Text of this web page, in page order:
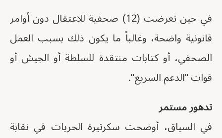
في حين تعرضت (12) صحفية للاعتقال دون أوامر
قانونية واضحة، وغالباً ما يكون ذلك بسبب العمل
الصحفي، أو كتابات منتقدة للسلطة أو الجيش أو
قوات "الدعم السريع".
تدهور مستمر
في السياق، أوضحت سكرتيرة الحريات في نقابة